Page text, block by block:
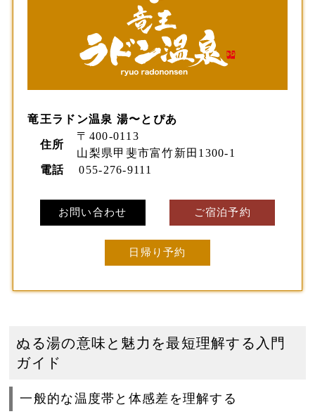
竜王ラドン温泉 湯〜とぴあ
住所
〒400-0113
山梨県甲斐市富竹新田1300-1
電話
055-276-9111
お問い合わせ ご宿泊予約
日帰り予約
ぬる湯の意味と魅力を最短理解する入門
ガイド
一般的な温度帯と体感差を理解する